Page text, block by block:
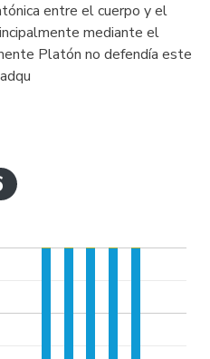
entre el cuerpo y el
mediante el
Platón no defendía este